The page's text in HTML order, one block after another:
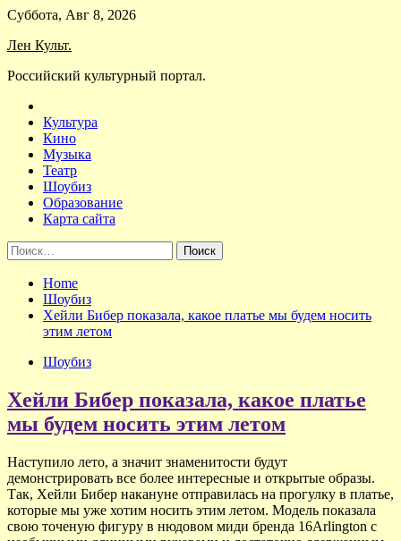
Skip
content
Суббота, Авг 8, 2026
Лен Культ.
Российский культурный портал.
Культура
Кино
Музыка
Театр
Шоубиз
Образование
Карта сайта
Найти:
Home
Шоубиз
Хейли Бибер показала, какое платье мы будем носить
этим летом
Шоубиз
Хейли Бибер показала, какое платье
мы будем носить этим летом
Наступило лето, а значит знаменитости будут
демонстрировать все более интересные и открытые образы.
Так, Хейли Бибер накануне отправилась на прогулку в платье,
которые мы уже хотим носить этим летом. Модель показала
свою точеную фигуру в нюдовом миди бренда 16Arlington с